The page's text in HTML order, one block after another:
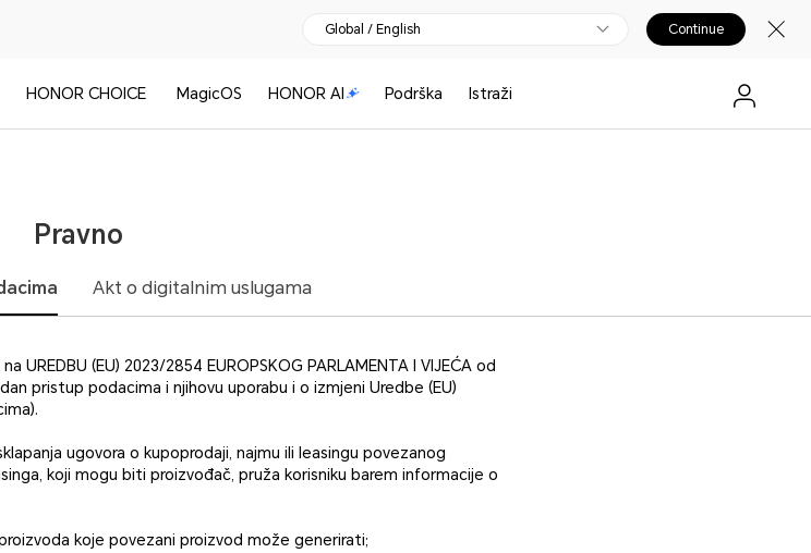
Global / English Continue
HONOR CHOICE MagicOS HONOR AI Podrška Istraži
Pravno
Akt o digitalnim uslugama
(EU) 2023/2854 EUROPSKOG PARLAMENTA I VIJEĆA od
pristup podacima i njihovu uporabu i o izmjeni Uredbe (EU)
ugovora o kupoprodaji, najmu ili leasingu povezanog
koji mogu biti proizvođač, pruža korisniku barem informacije o
koje povezani proizvod može generirati;